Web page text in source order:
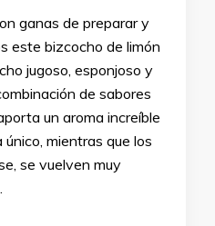
ganas de preparar y
este bizcocho de limón
jugoso, esponjoso y
de sabores
un aroma increíble
mientras que los
se vuelven muy